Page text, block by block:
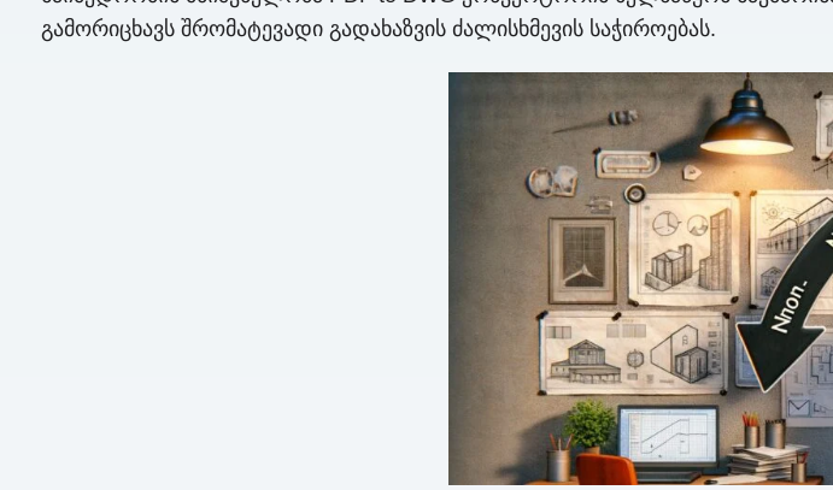
გამორიცხავს შრომატევადი გადახაზვის ძალისხმევის საჭიროებას.